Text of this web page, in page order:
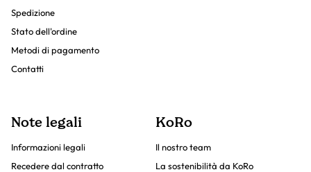
Spedizione
Stato dell'ordine
Metodi di pagamento
Contatti
Note legali
Informazioni legali
Recedere dal contratto
KoRo
Il nostro team
La sostenibilità da KoRo